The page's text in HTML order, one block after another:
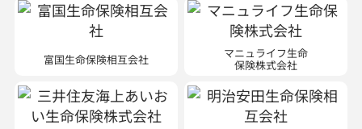
富国生命保険相互会社 マニュライフ生命
保険株式会社